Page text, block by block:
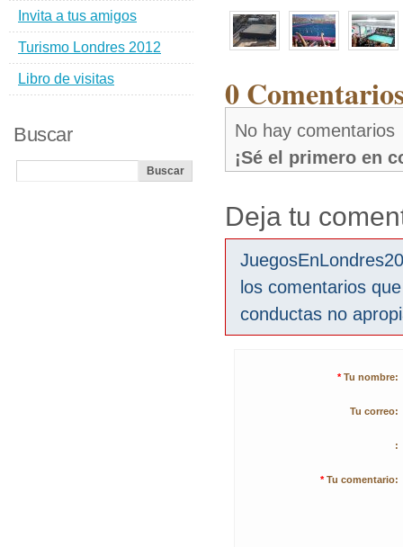
0
No hay comentarios
¡Sé el primero en
Deja tu
los comentarios
conductas no
* Tu nombre:
Tu correo:
:
* Tu comentario:
Invita a tus amigos
Turismo Londres 2012
Libro de visitas
Buscar